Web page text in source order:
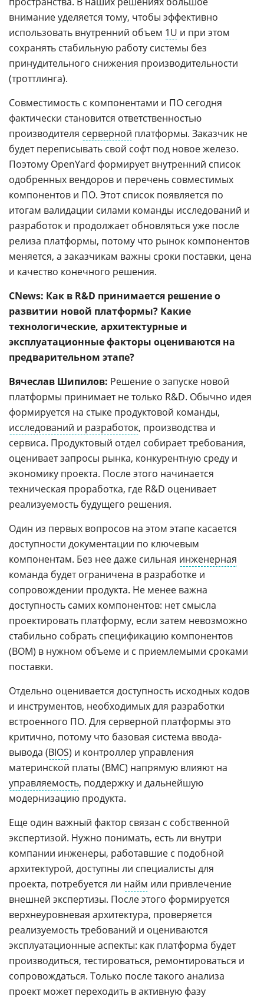
внимание уделяется тому, чтобы эффективно
использовать внутренний объем 1U и при этом
сохранять стабильную работу системы без
принудительного снижения производительности
(троттлинга).
Совместимость с компонентами и ПО сегодня
фактически становится ответственностью
производителя серверной платформы. Заказчик не
будет переписывать свой софт под новое железо.
Поэтому OpenYard формирует внутренний список
одобренных вендоров и перечень совместимых
компонентов и ПО. Этот список появляется по
итогам валидации силами команды исследований и
разработок и продолжает обновляться уже после
релиза платформы, потому что рынок компонентов
меняется, а заказчикам важны сроки поставки, цена
и качество конечного решения.
CNews: Как в R&D принимается решение о
развитии новой платформы? Какие
технологические, архитектурные и
эксплуатационные факторы оцениваются на
предварительном этапе?
Вячеслав Шипилов: Решение о запуске новой
платформы принимает не только R&D. Обычно идея
формируется на стыке продуктовой команды,
исследований и разработок, производства и
сервиса. Продуктовый отдел собирает требования,
оценивает запросы рынка, конкурентную среду и
экономику проекта. После этого начинается
техническая проработка, где R&D оценивает
реализуемость будущего решения.
Один из первых вопросов на этом этапе касается
доступности документации по ключевым
компонентам. Без нее даже сильная инженерная
команда будет ограничена в разработке и
сопровождении продукта. Не менее важна
доступность самих компонентов: нет смысла
проектировать платформу, если затем невозможно
стабильно собрать спецификацию компонентов
(BOM) в нужном объеме и с приемлемыми сроками
поставки.
Отдельно оценивается доступность исходных кодов
и инструментов, необходимых для разработки
встроенного ПО. Для серверной платформы это
критично, потому что базовая система ввода-
вывода (BIOS) и контроллер управления
материнской платы (BMC) напрямую влияют на
управляемость, поддержку и дальнейшую
модернизацию продукта.
Еще один важный фактор связан с собственной
экспертизой. Нужно понимать, есть ли внутри
компании инженеры, работавшие с подобной
архитектурой, доступны ли специалисты для
проекта, потребуется ли найм или привлечение
внешней экспертизы. После этого формируется
верхнеуровневая архитектура, проверяется
реализуемость требований и оцениваются
эксплуатационные аспекты: как платформа будет
производиться, тестироваться, ремонтироваться и
сопровождаться. Только после такого анализа
проект может переходить в активную фазу